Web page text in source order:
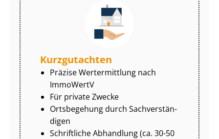
Kurzgutachten
Präzise Wertermittlung nach
ImmoWertV
Für private Zwecke
Ortsbegehung durch Sach­ver­stän­
di­gen
Schriftliche Abhandlung (ca. 30-50